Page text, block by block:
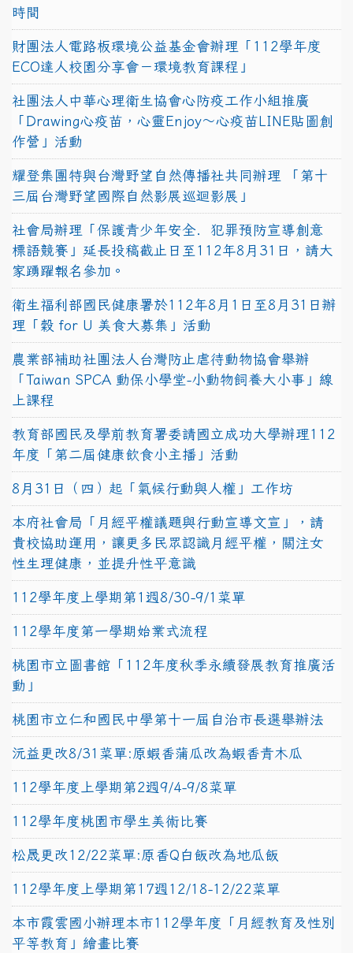
時間
財團法人電路板環境公益基金會辦理「112學年度
ECO達人校園分享會－環境教育課程」
社團法人中華心理衛生協會心防疫工作小組推廣
「Drawing心疫苗，心靈Enjoy〜心疫苗LINE貼圖創
作營」活動
耀登集團特與台灣野望自然傳播社共同辦理 「第十
三屆台灣野望國際自然影展巡迴影展」
社會局辦理「保護青少年安全．犯罪預防宣導創意
標語競賽」延長投稿截止日至112年8月31日，請大
家踴躍報名參加。
衛生福利部國民健康署於112年8月1日至8月31日辦
理「穀 for U 美食大募集」活動
農業部補助社團法人台灣防止虐待動物協會舉辦
「Taiwan SPCA 動保小學堂-小動物飼養大小事」線
上課程
教育部國民及學前教育署委請國立成功大學辦理112
年度「第二屆健康飲食小主播」活動
8月31日（四）起「氣候行動與人權」工作坊
本府社會局「月經平權議題與行動宣導文宣」，請
貴校協助運用，讓更多民眾認識月經平權，關注女
性生理健康，並提升性平意識
112學年度上學期第1週8/30-9/1菜單
112學年度第一學期始業式流程
桃園市立圖書館「112年度秋季永續發展教育推廣活
動」
桃園市立仁和國民中學第十一屆自治市長選舉辦法
沅益更改8/31菜單:原蝦香蒲瓜改為蝦香青木瓜
112學年度上學期第2週9/4-9/8菜單
112學年度桃園市學生美術比賽
松晟更改12/22菜單:原香Q白飯改為地瓜飯
112學年度上學期第17週12/18-12/22菜單
本市霞雲國小辦理本市112學年度「月經教育及性別
平等教育」繪畫比賽